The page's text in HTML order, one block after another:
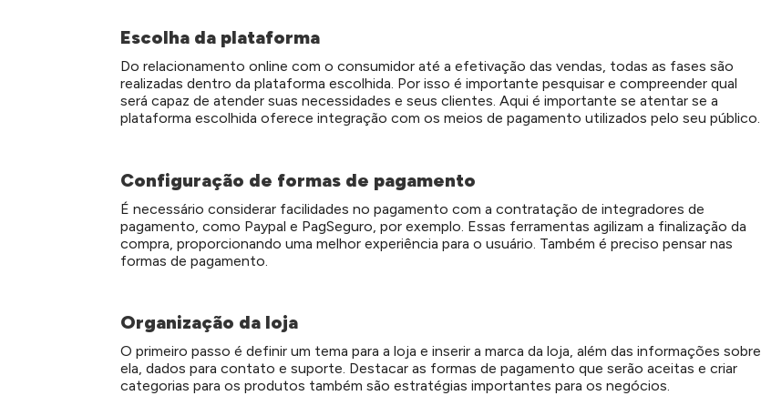
Escolha da plataforma
Do relacionamento online com o consumidor até a efetivação das vendas, todas as fases são
realizadas dentro da plataforma escolhida. Por isso é importante pesquisar e compreender qual
será capaz de atender suas necessidades e seus clientes. Aqui é importante se atentar se a
plataforma escolhida oferece integração com os meios de pagamento utilizados pelo seu público.
Configuração de formas de pagamento
É necessário considerar facilidades no pagamento com a contratação de integradores de
pagamento, como Paypal e PagSeguro, por exemplo. Essas ferramentas agilizam a finalização da
compra, proporcionando uma melhor experiência para o usuário. Também é preciso pensar nas
formas de pagamento.
Organização da loja
O primeiro passo é definir um tema para a loja e inserir a marca da loja, além das informações sobre
ela, dados para contato e suporte. Destacar as formas de pagamento que serão aceitas e criar
categorias para os produtos também são estratégias importantes para os negócios.